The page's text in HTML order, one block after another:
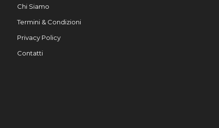
Chi Siamo
Termini & Condizioni
Privacy Policy
Contatti